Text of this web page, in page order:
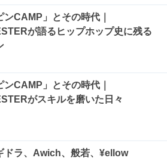
ンCAMP」とその時代｜
が語るヒップホップ史に残る
ンCAMP」とその時代｜
がスキルを磨いた日々
ドラ、Awich、般若、¥ellow